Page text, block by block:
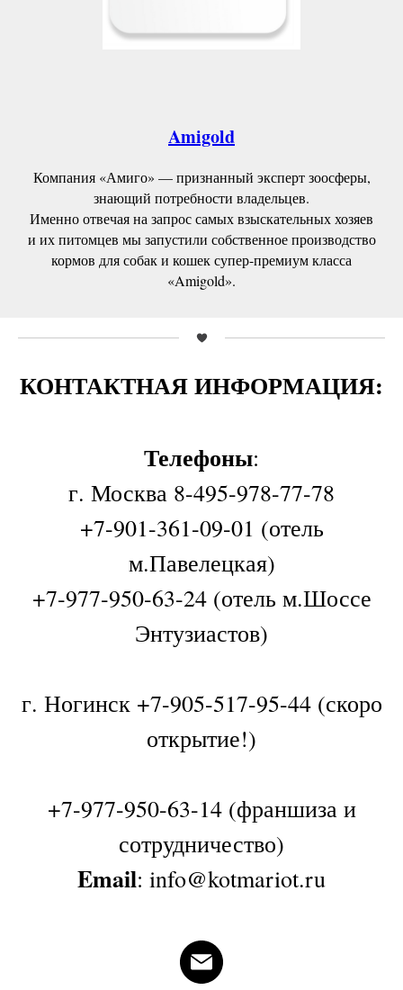
Amigold
Компания «Амиго» — признанный эксперт зоосферы,
знающий потребности владельцев.
Именно отвечая на запрос самых взыскательных хозяев
и их питомцев мы запустили собственное производство
кормов для собак и кошек супер-премиум класса
«Amigold».
КОНТАКТНАЯ ИНФОРМАЦИЯ:
Телефоны:
г. Москва 8-495-978-77-78
+7-901-361-09-01 (отель
м.Павелецкая)
+7-977-950-63-24 (отель м.Шоссе
Энтузиастов)
г. Ногинск +7-905-517-95-44 (скоро
открытие!)
+7-977-950-63-14 (франшиза и
сотрудничество)
Email: info@kotmariot.ru